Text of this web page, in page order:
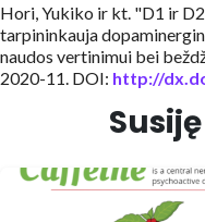
Hori, Yukiko ir kt. "D1 ir
tarpininkauja
naudos vertinimui bei
2020-11. DOI: http://